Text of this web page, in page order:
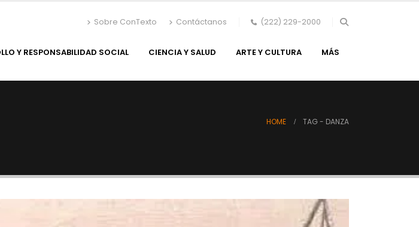
Sobre ConTexto Contáctanos (222) 229-2000
Y RESPONSABILIDAD SOCIAL CIENCIA Y SALUD ARTE Y CULTURA MÁS
HOME TAG - DANZA